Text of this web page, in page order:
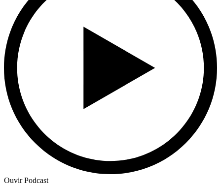
Ouvir Podcast